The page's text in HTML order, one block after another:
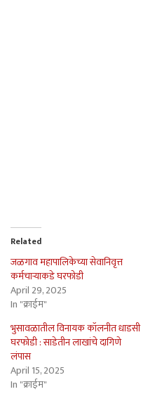
Related
जळगाव महापालिकेच्या सेवानिवृत्त
कर्मचार्‍याकडे घरफोडी
April 29, 2025
In "क्राईम"
भुसावळातील विनायक कॉलनीत धाडसी
घरफोडी : साडेतीन लाखांचे दागिणे
लंपास
April 15, 2025
In "क्राईम"